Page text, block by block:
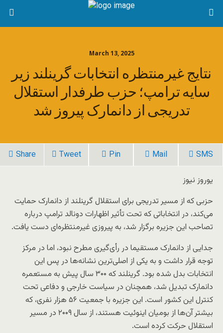
March 13, 2025
نتایج غیرمنتظره انتخابات گرینلند زیر
سایه ترامپ؛ حزب طرفدار استقلال
تدریجی از دانمارک پیروز شد
Share Tweet Pin Mail SMS
یوروز نیوز
حزبی که از مسیر تدریجی برای استقلال گرینلند از دانمارک حمایت
می‌کند، در انتخاباتی که تحت تأثیر اظهارات دونالد ترامپ درباره
تصاحب این جزیره برگزار شد، به پیروزی غیرمنتظره‌ای دست یافت.
جدایی از دانمارک مستقیما در رأی‌گیری مطرح نبود، اما در مرکز
توجه قرار داشت و به یکی از اصلی‌ترین نشانه‌ها در پس این
انتخابات بدل شده بود. گرینلند که ۳۰۰ سال پیش به مستعمره
دانمارک تبدیل شد، همچنان در سیاست خارجی و دفاعی تحت
کنترل این کشور است. این جزیره با جمعیت ۵۶ هزار نفری، که
بیشتر آن‌ها از بومیان اینوئیت هستند، از سال ۲۰۰۹ در مسیر
استقلال حرکت کرده است.